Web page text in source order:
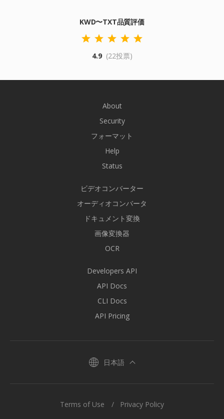
KWD〜TXT品質評価
4.9 (22投票)
About
Security
フォーマット
Help
Status
ビデオコンバーター
オーディオコンバータ
ドキュメント変換
画像変換器
OCR
Developers API
API Docs
CLI Docs
API Pricing
日本語
Terms of Use Privacy Policy